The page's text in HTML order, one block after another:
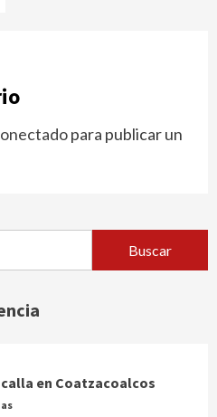
para publicar un
en Coatzacoalcos